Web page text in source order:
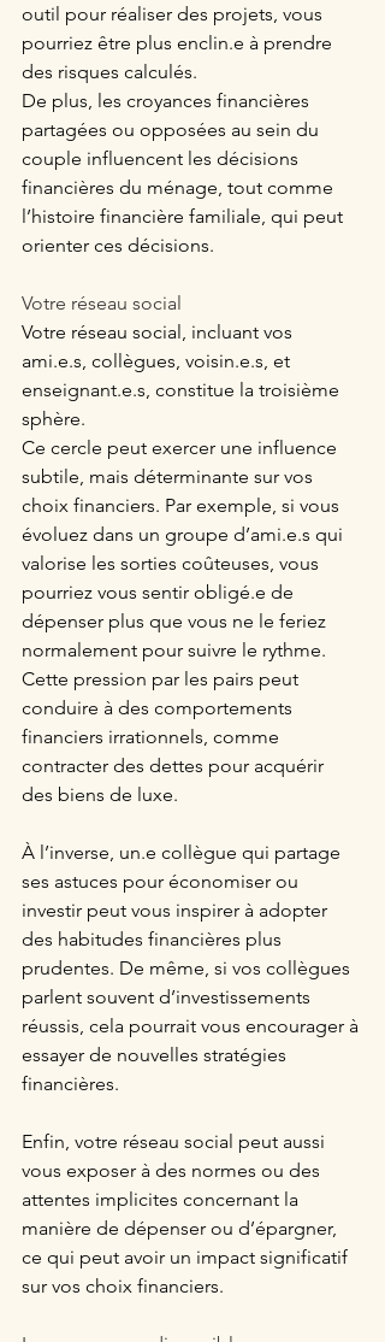
outil pour réaliser des projets, vous
pourriez être plus enclin.e à prendre
des risques calculés.
De plus, les croyances financières
partagées ou opposées au sein du
couple influencent les décisions
financières du ménage, tout comme
l’histoire financière familiale, qui peut
orienter ces décisions.
Votre réseau social
Votre réseau social, incluant vos
ami.e.s, collègues, voisin.e.s, et
enseignant.e.s, constitue la troisième
sphère.
Ce cercle peut exercer une influence
subtile, mais déterminante sur vos
choix financiers. Par exemple, si vous
évoluez dans un groupe d’ami.e.s qui
valorise les sorties coûteuses, vous
pourriez vous sentir obligé.e de
dépenser plus que vous ne le feriez
normalement pour suivre le rythme.
Cette pression par les pairs peut
conduire à des comportements
financiers irrationnels, comme
contracter des dettes pour acquérir
des biens de luxe.
À l’inverse, un.e collègue qui partage
ses astuces pour économiser ou
investir peut vous inspirer à adopter
des habitudes financières plus
prudentes. De même, si vos collègues
parlent souvent d’investissements
réussis, cela pourrait vous encourager à
essayer de nouvelles stratégies
financières.
Enfin, votre réseau social peut aussi
vous exposer à des normes ou des
attentes implicites concernant la
manière de dépenser ou d’épargner,
ce qui peut avoir un impact significatif
sur vos choix financiers.